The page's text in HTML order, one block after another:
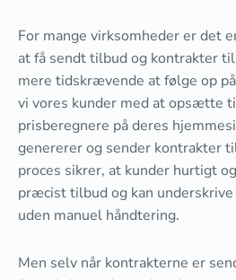
For mange virksomheder er det
at få sendt tilbud og kontrakter
mere tidskrævende at følge op
vi vores kunder med at opsætte
prisberegnere på deres
genererer og sender kontrakter
proces sikrer, at kunder hurtigt
præcist tilbud og kan
uden manuel håndtering.
Men selv når kontrakterne er